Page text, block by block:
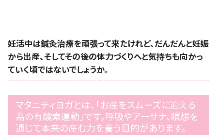
妊活中は鍼灸治療を頑張って来たけれど、だんだんと妊娠
から出産、そしてその後の体力づくりへと気持ちも向かっ
ていく頃ではないでしょうか。
マタニティヨガとは、「お産をスムーズに迎える
為の有酸素運動」です。呼吸やアーサナ、瞑想を
通じて本来の産む力を養う目的があります。